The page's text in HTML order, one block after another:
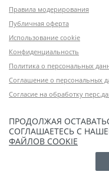
Правила модерирования
Публичная оферта
Использование cookie
Конфиденциальность
Политика о персональных
Соглашение о персональных
Согласие на обработку
ПРОДОЛЖАЯ
СОГЛАШАЕТЕСЬ С
ФАЙЛОВ COOKIE